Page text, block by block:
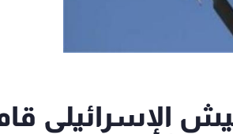
الإسرائيلي